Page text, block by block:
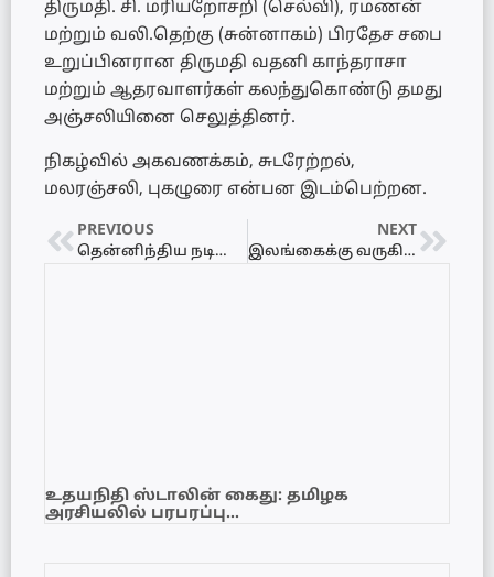
திருமதி. சி. மரியறோசறி (செல்வி), ரமணன்
மற்றும் வலி.தெற்கு (சுன்னாகம்) பிரதேச சபை
உறுப்பினரான திருமதி வதனி காந்தராசா
மற்றும் ஆதரவாளர்கள் கலந்துகொண்டு தமது
அஞ்சலியினை செலுத்தினர்.
நிகழ்வில் அகவணக்கம், சுடரேற்றல்,
மலரஞ்சலி, புகழுரை என்பன இடம்பெற்றன.
PREVIOUS
தென்னிந்திய நடிகைகள் தங்கியுள்ள விடுதிகளை முற்றுகை இடுவோம் -ஜனநாயக அமைப்பு பகிரங்க எச்சரிக்கை!
NEXT
இலங்கைக்கு வருகிறார் சாந்தன்
உதயநிதி ஸ்டாலின் கைது: தமிழக
அரசியலில் பரபரப்பு…